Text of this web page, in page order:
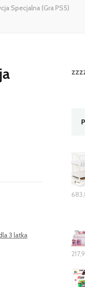
Specjalna (Gra PS5)
3 latka